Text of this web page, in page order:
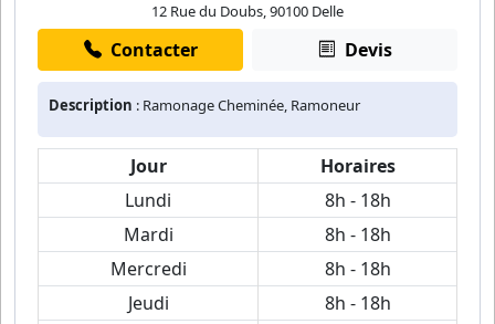
12 Rue du Doubs, 90100 Delle
Contacter Devis
Description : Ramonage Cheminée, Ramoneur
Jour
Horaires
Lundi
8h - 18h
Mardi
8h - 18h
Mercredi
8h - 18h
Jeudi
8h - 18h